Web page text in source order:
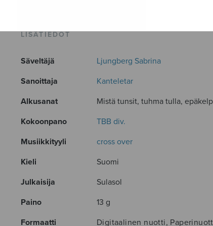
LISÄTIEDOT
Säveltäjä
Ljungberg Sabrina
Sanoittaja
Kanteletar
Alkusanat
Mistä tunsit, tuhma tulla,
Kokoonpano
TBB div.
Musiikkityyli
cross over
Kieli
Suomi
Julkaisija
Sulasol
Paino
13 g
Formaatti
Digitaalinen nuotti,